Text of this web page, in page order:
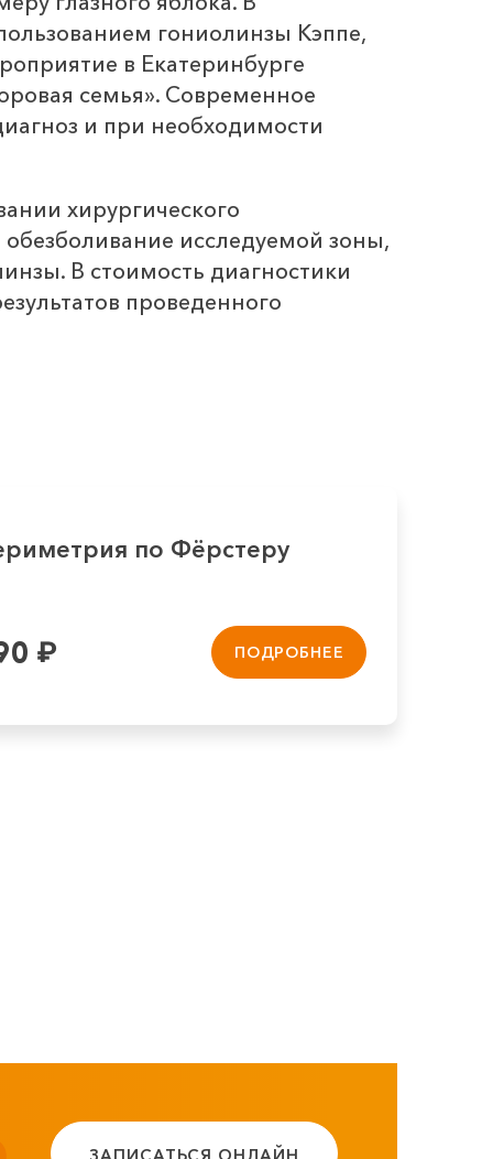
гониолинзы Кэппе,
в Екатеринбурге
семья». Современное
и при необходимости
хирургического
исследуемой зоны,
В стоимость диагностики
проведенного
по Фёрстеру
₽ ПОДРОБНЕЕ
ЗАПИСАТЬСЯ ОНЛАЙН